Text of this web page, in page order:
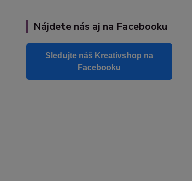
Nájdete nás aj na Facebooku
Sledujte náš Kreativshop na
Facebooku